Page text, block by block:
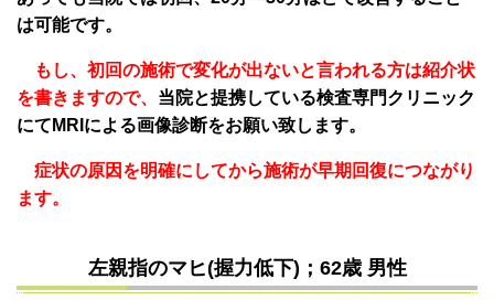
は可能です。
もし、初回の施術で変化が出ないと言われる方は紹介状
を書きますので、 当院と提携している検査専門クリニック
にてMRIによる画像診断をお願い致します。
症状の原因を明確にしてから施術が早期回復につながり
ます。
左親指のマヒ(握力低下)；62歳 男性